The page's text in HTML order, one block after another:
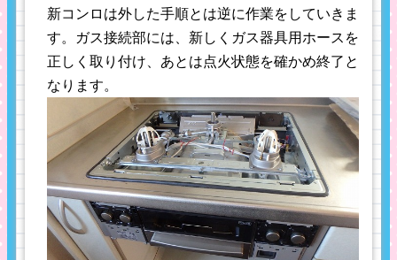
新コンロは外した手順とは逆に作業をしていきま
す。ガス接続部には、新しくガス器具用ホースを
正しく取り付け、あとは点火状態を確かめ終了と
なります。